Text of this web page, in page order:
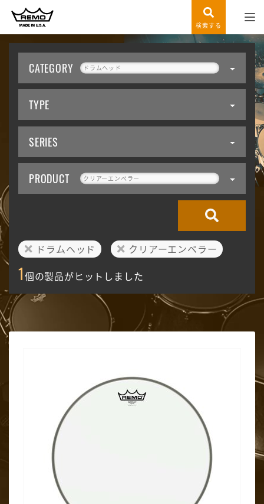
検索する
CATEGORY ドラムヘッド
TYPE
SERIES
PRODUCT クリアーエンペラー
ドラムヘッド クリアーエンペラー
1個の製品がヒットしました